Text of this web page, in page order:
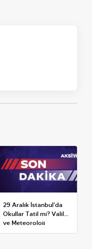
29 Aralık İstanbul'da
Okullar Tatil mi? Valilik
ve Meteoroloji
Açıklamaları